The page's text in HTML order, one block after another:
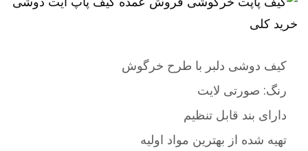
کیف دوشی دلبر با طرح خرگوش
رنگ: صورتی لایت
دارای بند قابل تنظیم
تهیه شده از بهترین مواد اولیه